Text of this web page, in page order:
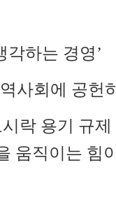
각하는 경영’
사회에 공헌
시락 용기 규
움직이는 힘